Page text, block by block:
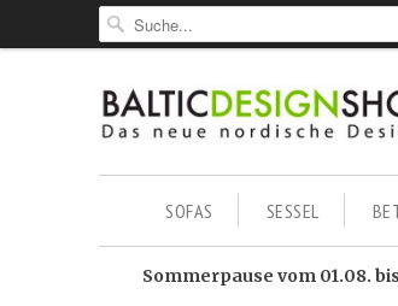
SOFAS SESSEL
Sommerpause vom 01.08.